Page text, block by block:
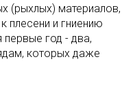
(рыхлых) материалов,
плесени и гниению
первые год - два,
которых даже